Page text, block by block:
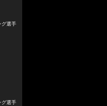
グ選手
グ選手